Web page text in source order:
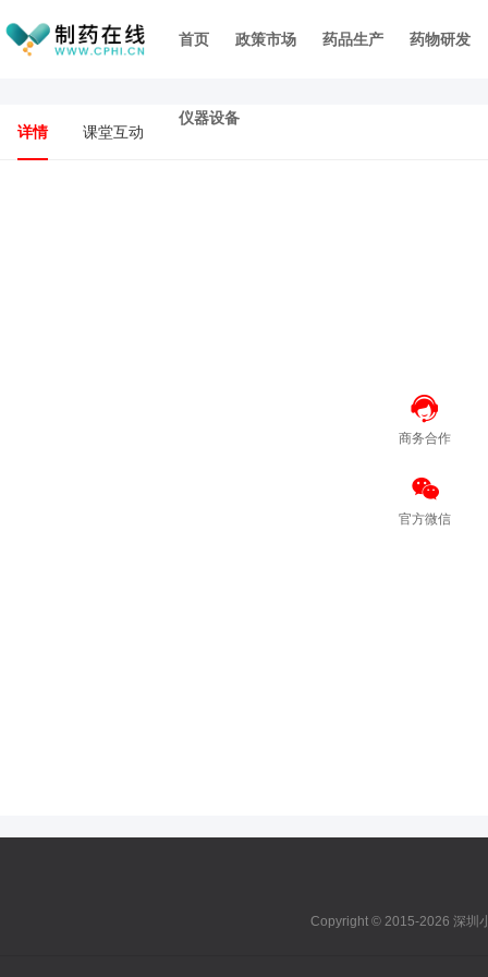
首页 政策市场 药品生产 药物研发
仪器设备
详情
课堂互动
商务合作
官方微信
Copyright © 2015-2026 深圳